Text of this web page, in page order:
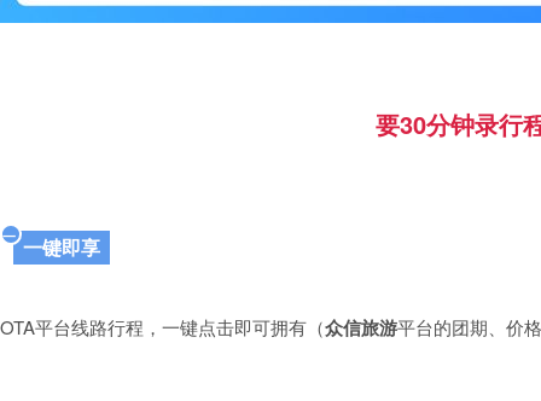
要30分钟录行
一 一键即享
OTA平台线路行程，一键点击即可拥有（众信旅游平台的团期、价